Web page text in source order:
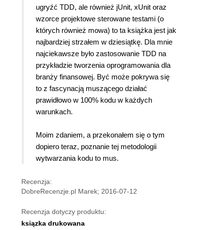
ugryźć TDD, ale również jUnit, xUnit oraz
wzorce projektowe sterowane testami (o
których również mowa) to ta książka jest jak
najbardziej strzałem w dziesiątkę. Dla mnie
najciekawsze było zastosowanie TDD na
przykładzie tworzenia oprogramowania dla
branży finansowej. Być może pokrywa się
to z fascynacją muszącego działać
prawidłowo w 100% kodu w każdych
warunkach.
Moim zdaniem, a przekonałem się o tym
dopiero teraz, poznanie tej metodologii
wytwarzania kodu to mus.
Recenzja:
DobreRecenzje.pl Marek; 2016-07-12
Recenzja dotyczy produktu:
ksiązka drukowana